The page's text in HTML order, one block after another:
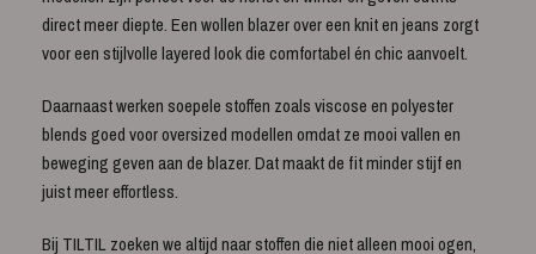
direct meer diepte. Een wollen blazer over een knit en jeans zorgt
voor een stijlvolle layered look die comfortabel én chic aanvoelt.
Daarnaast werken soepele stoffen zoals viscose en polyester
blends goed voor oversized modellen omdat ze mooi vallen en
beweging geven aan de blazer. Dat maakt de fit minder stijf en
juist meer effortless.
Bij TILTIL zoeken we altijd naar stoffen die niet alleen mooi ogen,